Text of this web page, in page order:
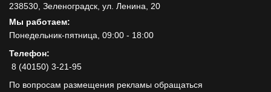
238530, Зеленоградск, ул. Ленина, 20
Мы работаем:
Понедельник-пятница, 09:00 - 18:00
Телефон:
8 (40150) 3-21-95
По вопросам размещения рекламы обращаться